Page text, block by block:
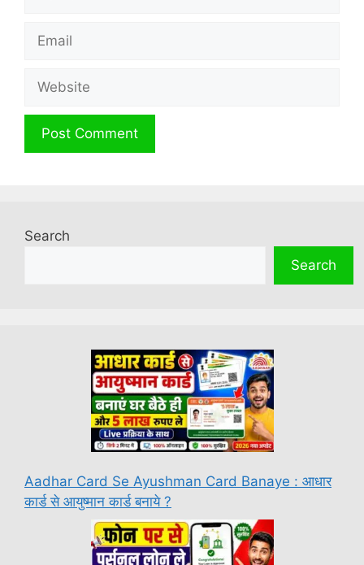
Search
Search
Aadhar Card Se Ayushman Card Banaye : आधार
कार्ड से आयुष्मान कार्ड बनाये ?